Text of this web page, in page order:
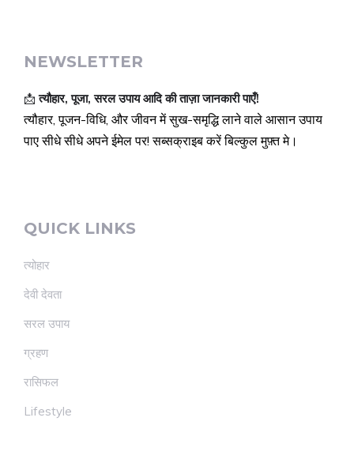
NEWSLETTER
📩त्यौहार, पूजा, सरल उपाय आदि की ताज़ा जानकारी पाएँ!
त्यौहार, पूजन-विधि, और जीवन में सुख-समृद्धि लाने वाले आसान उपाय
पाए सीधे सीधे अपने ईमेल पर! सब्सक्राइब करें बिल्कुल मुफ़्त मे।
QUICK LINKS
त्योहार
देवी देवता
सरल उपाय
ग्रहण
रासिफल
Lifestyle